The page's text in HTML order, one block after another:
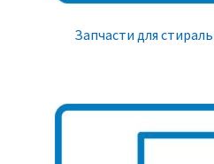
Запчасти для